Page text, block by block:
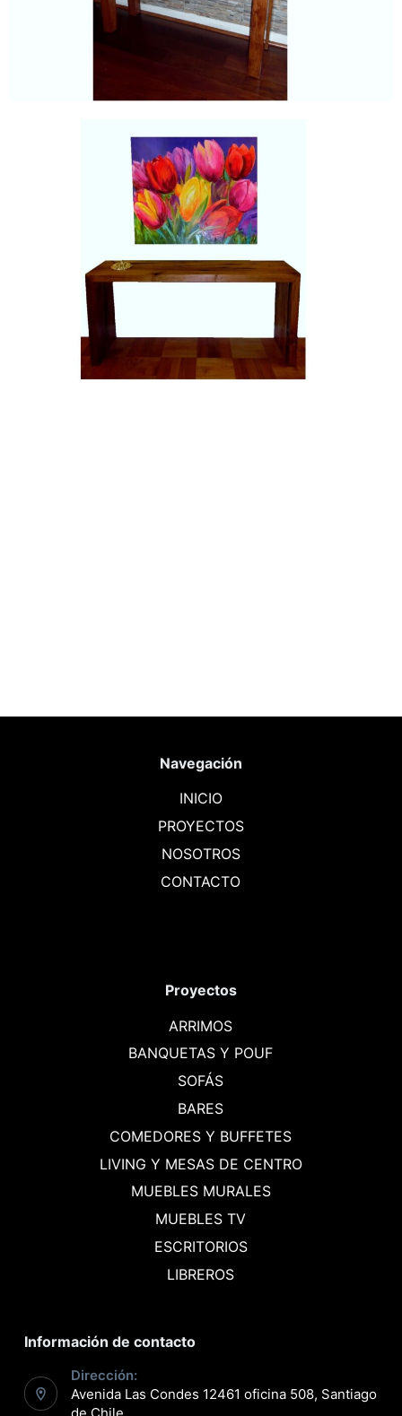
Navegación
INICIO
PROYECTOS
NOSOTROS
CONTACTO
Proyectos
ARRIMOS
BANQUETAS Y POUF
SOFÁS
BARES
COMEDORES Y BUFFETES
LIVING Y MESAS DE CENTRO
MUEBLES MURALES
MUEBLES TV
ESCRITORIOS
LIBREROS
Información de contacto
Dirección:
Avenida Las Condes 12461 oficina 508, Santiago
de Chile